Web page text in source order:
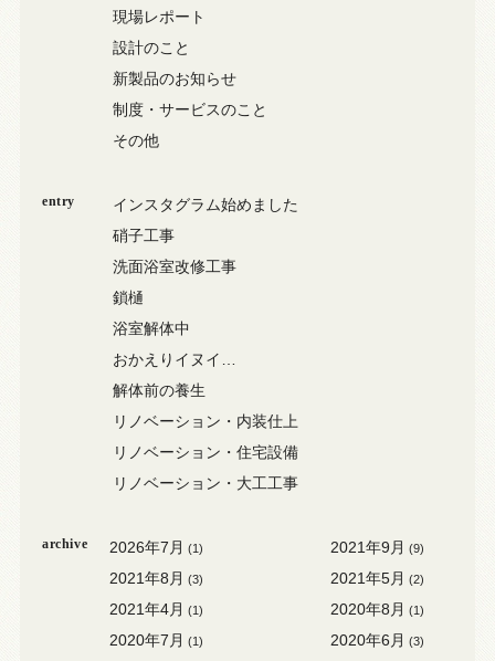
現場レポート
設計のこと
新製品のお知らせ
制度・サービスのこと
その他
entry
インスタグラム始めました
硝子工事
洗面浴室改修工事
鎖樋
浴室解体中
おかえりイヌイ…
解体前の養生
リノベーション・内装仕上
リノベーション・住宅設備
リノベーション・大工工事
archive 2026年7月 (1) 2021年9月 (9)
2021年8月 (3) 2021年5月 (2)
2021年4月 (1) 2020年8月 (1)
2020年7月 (1) 2020年6月 (3)